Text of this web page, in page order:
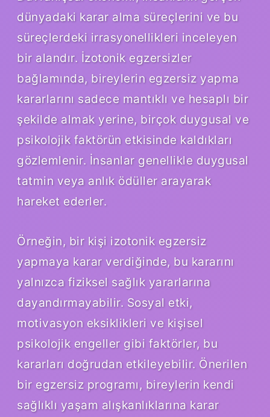
dünyadaki karar alma süreçlerini ve bu
süreçlerdeki irrasyonellikleri inceleyen
bir alandır. İzotonik egzersizler
bağlamında, bireylerin egzersiz yapma
kararlarını sadece mantıklı ve hesaplı bir
şekilde almak yerine, birçok duygusal ve
psikolojik faktörün etkisinde kaldıkları
gözlemlenir. İnsanlar genellikle duygusal
tatmin veya anlık ödüller arayarak
hareket ederler.
Örneğin, bir kişi izotonik egzersiz
yapmaya karar verdiğinde, bu kararını
yalnızca fiziksel sağlık yararlarına
dayandırmayabilir. Sosyal etki,
motivasyon eksiklikleri ve kişisel
psikolojik engeller gibi faktörler, bu
kararları doğrudan etkileyebilir. Önerilen
bir egzersiz programı, bireylerin kendi
sağlıklı yaşam alışkanlıklarına karar